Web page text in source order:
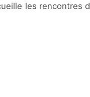
les rencontres